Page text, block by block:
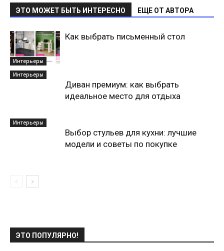
ЭТО МОЖЕТ БЫТЬ ИНТЕРЕСНО ЕЩЕ ОТ АВТОРА
Интерьеры
Как выбрать письменный стол
Интерьеры
Диван премиум: как выбрать
идеальное место для отдыха
Интерьеры
Выбор стульев для кухни: лучшие
модели и советы по покупке
ЭТО ПОПУЛЯРНО!